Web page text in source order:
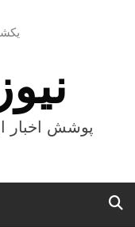
پوشش اخبار